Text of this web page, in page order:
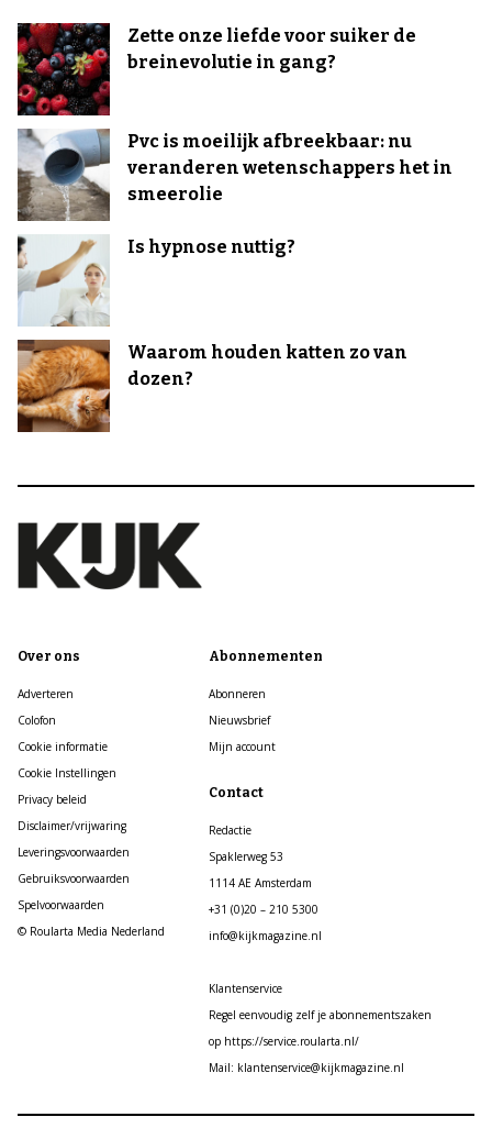
Zette onze liefde voor suiker de
breinevolutie in gang?
Pvc is moeilijk afbreekbaar: nu
veranderen wetenschappers het in
smeerolie
Is hypnose nuttig?
Waarom houden katten zo van
dozen?
Over ons
Adverteren
Colofon
Cookie informatie
Cookie Instellingen
Privacy beleid
Disclaimer/vrijwaring
Leveringsvoorwaarden
Gebruiksvoorwaarden
Spelvoorwaarden
© Roularta Media Nederland
Abonnementen
Abonneren
Nieuwsbrief
Mijn account
Contact
Redactie
Spaklerweg 53
1114 AE Amsterdam
+31 (0)20 – 210 5300
info@kijkmagazine.nl
Klantenservice
Regel eenvoudig zelf je abonnementszaken
op https://service.roularta.nl/
Mail: klantenservice@kijkmagazine.nl